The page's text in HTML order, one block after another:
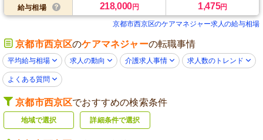
給与相場 218,000円 1,475円
京都市西京区のケアマネジャー求人の給与相場
京都市西京区のケアマネジャーの転職事情
平均給与相場 求人の動向 介護求人事情 求人数のトレンド
よくある質問
京都市西京区でおすすめの検索条件
地域で選択 詳細条件で選択